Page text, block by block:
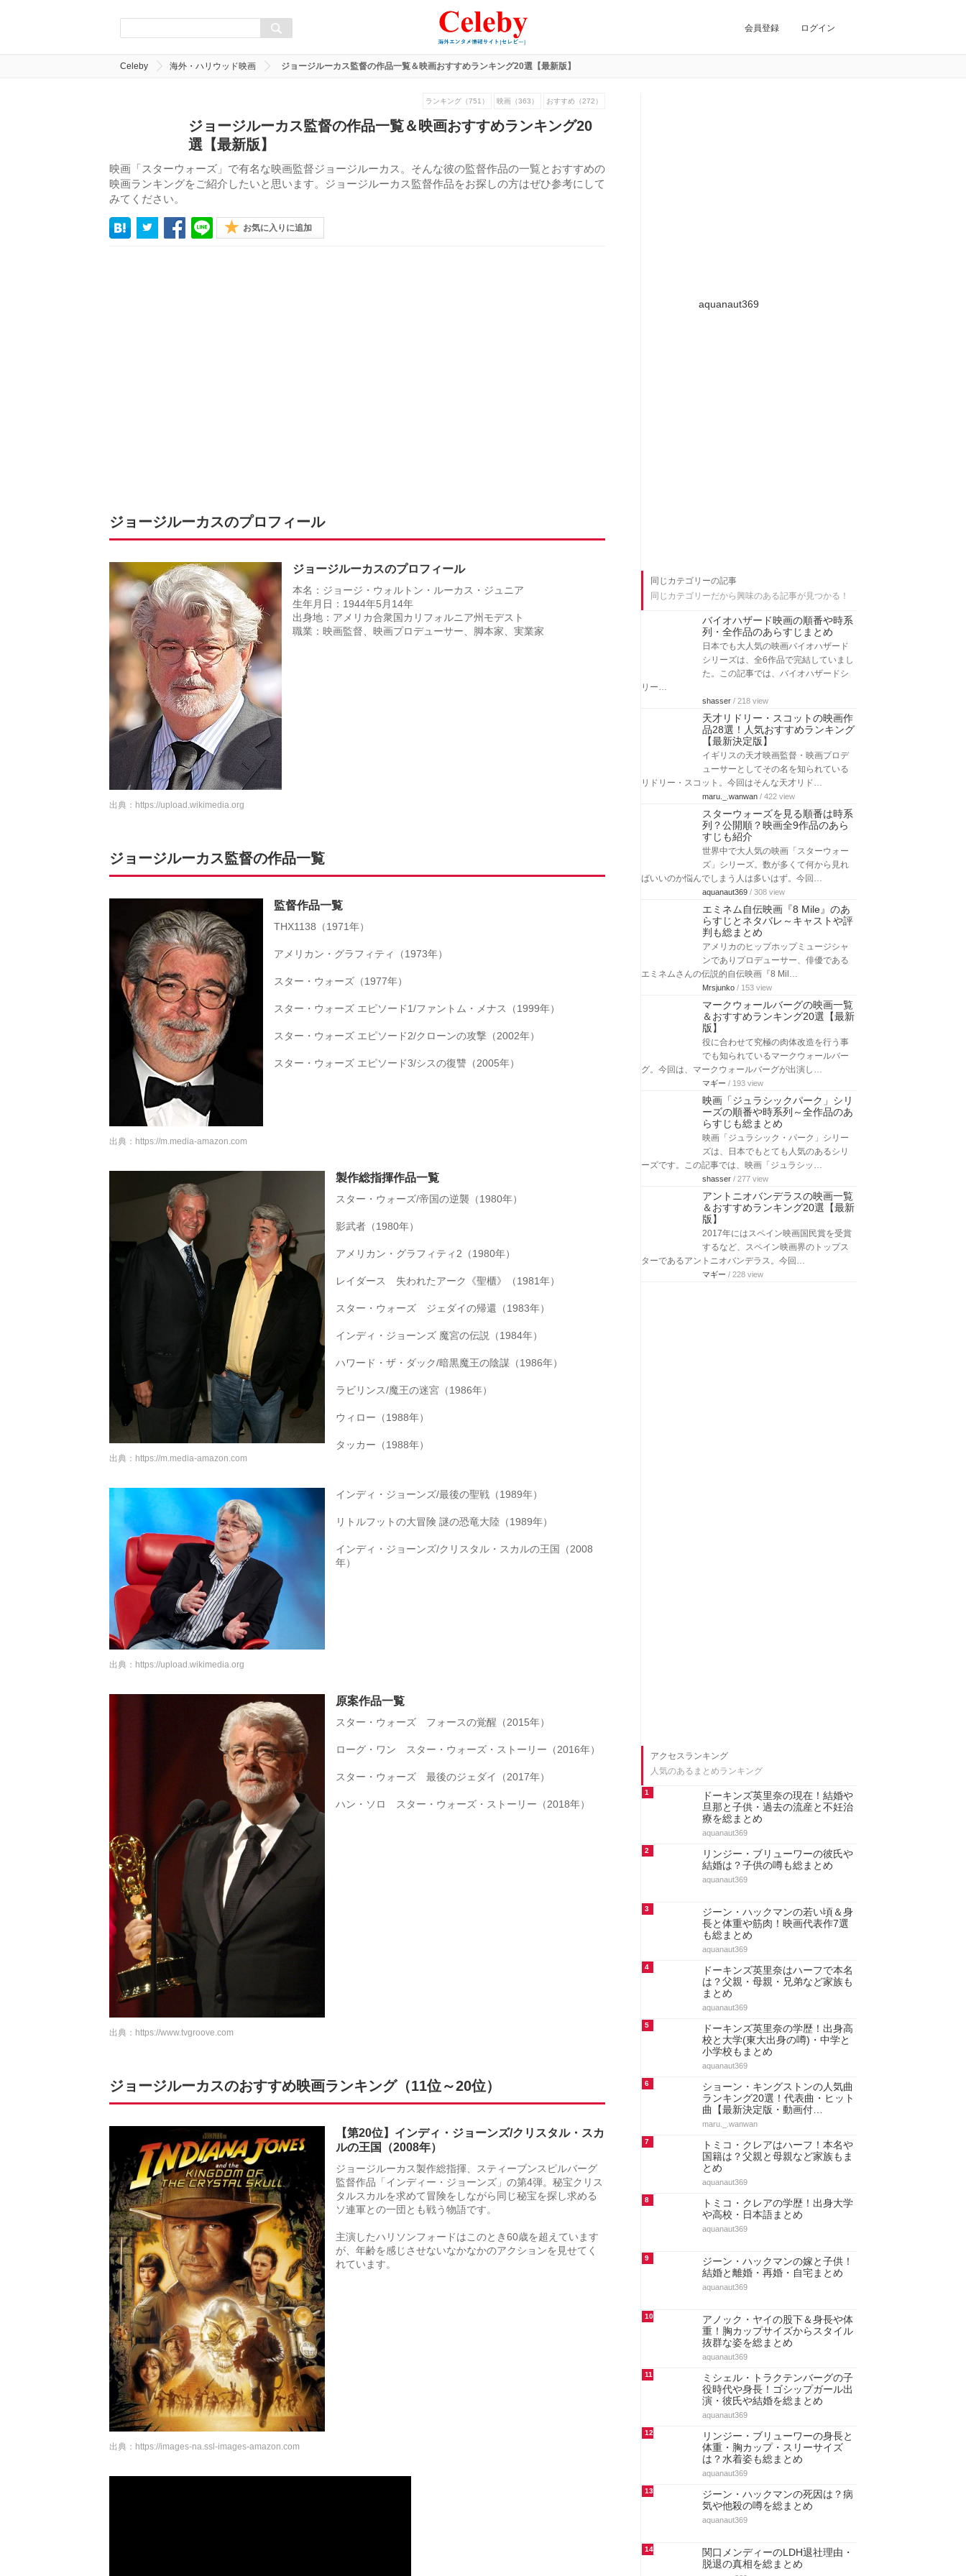
会員登録 ログイン
Celeby 海外・ハリウッド映画 ジョージルーカス監督の作品一覧＆映画おすすめランキング20選【最新版】
ランキング（751） 映画（363） おすすめ（272）
ジョージルーカス監督の作品一覧＆映画おすすめランキング20
選【最新版】
映画「スターウォーズ」で有名な映画監督ジョージルーカス。そんな彼の監督作品の一覧とおすすめの
映画ランキングをご紹介したいと思います。ジョージルーカス監督作品をお探しの方はぜひ参考にして
みてください。
お気に入りに追加
ジョージルーカスのプロフィール
ジョージルーカスのプロフィール
本名：ジョージ・ウォルトン・ルーカス・ジュニア
生年月日：1944年5月14年
出身地：アメリカ合衆国カリフォルニア州モデスト
職業：映画監督、映画プロデューサー、脚本家、実業家
出典： https://upload.wikimedia.org
ジョージルーカス監督の作品一覧
監督作品一覧
THX1138（1971年）
アメリカン・グラフィティ（1973年）
スター・ウォーズ（1977年）
スター・ウォーズ エピソード1/ファントム・メナス（1999年）
スター・ウォーズ エピソード2/クローンの攻撃（2002年）
スター・ウォーズ エピソード3/シスの復讐（2005年）
出典： https://m.media-amazon.com
製作総指揮作品一覧
スター・ウォーズ/帝国の逆襲（1980年）
影武者（1980年）
アメリカン・グラフィティ2（1980年）
レイダース 失われたアーク《聖櫃》（1981年）
スター・ウォーズ ジェダイの帰還（1983年）
インディ・ジョーンズ 魔宮の伝説（1984年）
ハワード・ザ・ダック/暗黒魔王の陰謀（1986年）
ラビリンス/魔王の迷宮（1986年）
ウィロー（1988年）
タッカー（1988年）
出典： https://m.media-amazon.com
インディ・ジョーンズ/最後の聖戦（1989年）
リトルフットの大冒険 謎の恐竜大陸（1989年）
インディ・ジョーンズ/クリスタル・スカルの王国（2008
年）
出典： https://upload.wikimedia.org
原案作品一覧
スター・ウォーズ フォースの覚醒（2015年）
ローグ・ワン スター・ウォーズ・ストーリー（2016年）
スター・ウォーズ 最後のジェダイ（2017年）
ハン・ソロ スター・ウォーズ・ストーリー（2018年）
出典： https://www.tvgroove.com
ジョージルーカスのおすすめ映画ランキング（11位～20位）
【第20位】インディ・ジョーンズ/クリスタル・スカ
ルの王国（2008年）
ジョージルーカス製作総指揮、スティーブンスピルバーグ
監督作品「インディー・ジョーンズ」の第4弾。秘宝クリス
タルスカルを求めて冒険をしながら同じ秘宝を探し求める
ソ連軍との一団とも戦う物語です。
主演したハリソンフォードはこのとき60歳を超えています
が、年齢を感じさせないなかなかのアクションを見せてく
れています。
出典： https://images-na.ssl-images-amazon.com
aquanaut369
同じカテゴリーの記事
同じカテゴリーだから興味のある記事が見つかる！
バイオハザード映画の順番や時系
列・全作品のあらすじまとめ
日本でも大人気の映画バイオハザード
シリーズは、全6作品で完結していまし
た。この記事では、バイオハザードシ
リー…
shasser / 218 view
天才リドリー・スコットの映画作
品28選！人気おすすめランキング
【最新決定版】
イギリスの天才映画監督・映画プロデ
ューサーとしてその名を知られている
リドリー・スコット。今回はそんな天才リド…
maru._.wanwan / 422 view
スターウォーズを見る順番は時系
列？公開順？映画全9作品のあら
すじも紹介
世界中で大人気の映画「スターウォー
ズ」シリーズ。数が多くて何から見れ
ばいいのか悩んでしまう人は多いはず。今回…
aquanaut369 / 308 view
エミネム自伝映画『8 Mile』のあ
らすじとネタバレ～キャストや評
判も総まとめ
アメリカのヒップホップミュージシャ
ンでありプロデューサー、俳優である
エミネムさんの伝説的自伝映画『8 Mil…
Mrsjunko / 153 view
マークウォールバーグの映画一覧
＆おすすめランキング20選【最新
版】
役に合わせて究極の肉体改造を行う事
でも知られているマークウォールバー
グ。今回は、マークウォールバーグが出演し…
マギー / 193 view
映画「ジュラシックパーク」シリ
ーズの順番や時系列～全作品のあ
らすじも総まとめ
映画「ジュラシック・パーク」シリー
ズは、日本でもとても人気のあるシリ
ーズです。この記事では、映画「ジュラシッ…
shasser / 277 view
アントニオバンデラスの映画一覧
＆おすすめランキング20選【最新
版】
2017年にはスペイン映画国民賞を受賞
するなど、スペイン映画界のトップス
ターであるアントニオバンデラス。今回…
マギー / 228 view
アクセスランキング
人気のあるまとめランキング
1
ドーキンズ英里奈の現在！結婚や
旦那と子供・過去の流産と不妊治
療を総まとめ
aquanaut369
2
リンジー・ブリューワーの彼氏や
結婚は？子供の噂も総まとめ
aquanaut369
3
ジーン・ハックマンの若い頃＆身
長と体重や筋肉！映画代表作7選
も総まとめ
aquanaut369
4
ドーキンズ英里奈はハーフで本名
は？父親・母親・兄弟など家族も
まとめ
aquanaut369
5
ドーキンズ英里奈の学歴！出身高
校と大学(東大出身の噂)・中学と
小学校もまとめ
aquanaut369
6
ショーン・キングストンの人気曲
ランキング20選！代表曲・ヒット
曲【最新決定版・動画付…
maru._.wanwan
7
トミコ・クレアはハーフ！本名や
国籍は？父親と母親など家族もま
とめ
aquanaut369
8
トミコ・クレアの学歴！出身大学
や高校・日本語まとめ
aquanaut369
9
ジーン・ハックマンの嫁と子供！
結婚と離婚・再婚・自宅まとめ
aquanaut369
10
アノック・ヤイの股下＆身長や体
重！胸カップサイズからスタイル
抜群な姿を総まとめ
aquanaut369
11
ミシェル・トラクテンバーグの子
役時代や身長！ゴシップガール出
演・彼氏や結婚を総まとめ
aquanaut369
12
リンジー・ブリューワーの身長と
体重・胸カップ・スリーサイズ
は？水着姿も総まとめ
aquanaut369
13
ジーン・ハックマンの死因は？病
気や他殺の噂を総まとめ
aquanaut369
14
関口メンディーのLDH退社理由・
脱退の真相を総まとめ